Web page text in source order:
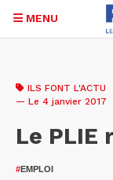
contenu
MENU
ILS FONT L'ACTU
— Le 4 janvier 2017
Le PLIE
#EMPLOI